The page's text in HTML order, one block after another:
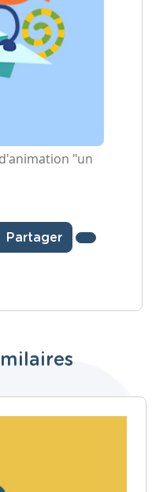
"un
Partager